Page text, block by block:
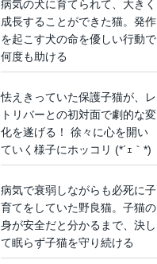
病気の犬に育てられて、大きく
成長することができた猫。発作
を起こす犬の命を優しい行動で
何度も助ける
怯えきっていた保護子猫が、レ
トリバーとの初対面で劇的な変
化を遂げる！ 徐々に心を開い
ていく様子にホッコリ (*´ｪ｀*)
病気で衰弱しながらも必死に子
育てをしていた野良猫。子猫の
身が安全だと分かるまで、決し
て眠らず子猫を守り続ける